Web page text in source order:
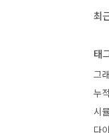
최
태
그
누
시
다